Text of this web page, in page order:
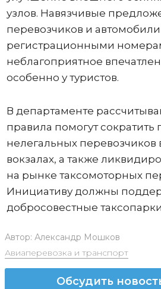
узлов. Навязчивые
перевозчиков и
регистрационными
неблагоприятное
особенно у туристов.
В департаменте
правила помогут сократить
нелегальных перевозчиков
вокзалах, а также
на рынке таксомоторных
Инициативу должны
добросовестные
Автор: Александр Мошков
Авиаперевозка и транспорт
Обсудить